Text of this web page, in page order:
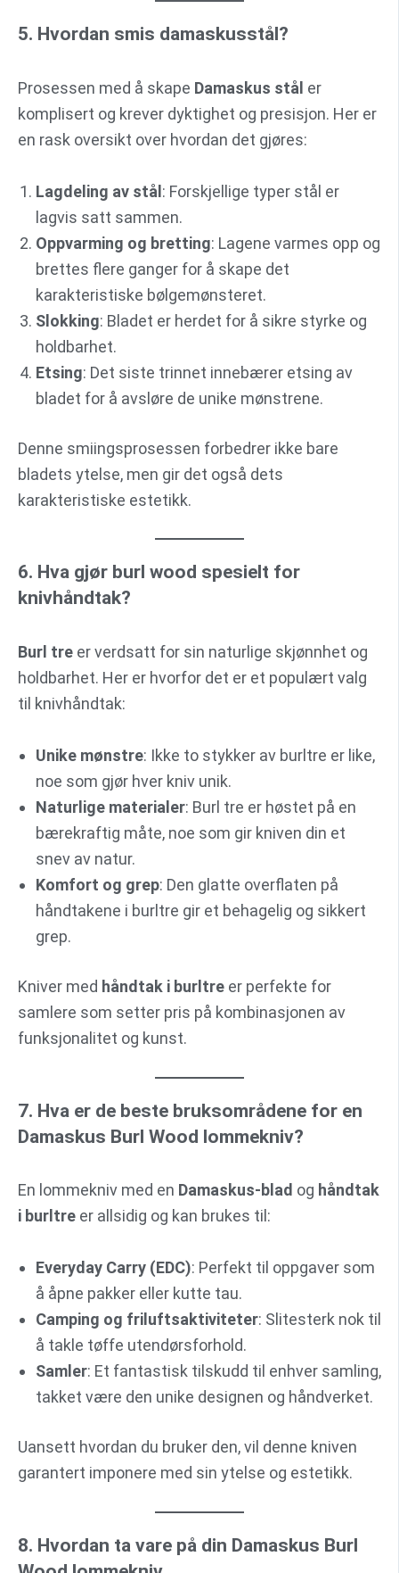
5. Hvordan smis damaskusstål?
Prosessen med å skape Damaskus stål er
komplisert og krever dyktighet og presisjon. Her er
en rask oversikt over hvordan det gjøres:
Lagdeling av stål: Forskjellige typer stål er
lagvis satt sammen.
Oppvarming og bretting: Lagene varmes opp og
brettes flere ganger for å skape det
karakteristiske bølgemønsteret.
Slokking: Bladet er herdet for å sikre styrke og
holdbarhet.
Etsing: Det siste trinnet innebærer etsing av
bladet for å avsløre de unike mønstrene.
Denne smiingsprosessen forbedrer ikke bare
bladets ytelse, men gir det også dets
karakteristiske estetikk.
6. Hva gjør burl wood spesielt for
knivhåndtak?
Burl tre er verdsatt for sin naturlige skjønnhet og
holdbarhet. Her er hvorfor det er et populært valg
til knivhåndtak:
Unike mønstre: Ikke to stykker av burltre er like,
noe som gjør hver kniv unik.
Naturlige materialer: Burl tre er høstet på en
bærekraftig måte, noe som gir kniven din et
snev av natur.
Komfort og grep: Den glatte overflaten på
håndtakene i burltre gir et behagelig og sikkert
grep.
Kniver med håndtak i burltre er perfekte for
samlere som setter pris på kombinasjonen av
funksjonalitet og kunst.
7. Hva er de beste bruksområdene for en
Damaskus Burl Wood lommekniv?
En lommekniv med en Damaskus-blad og håndtak
i burltre er allsidig og kan brukes til:
Everyday Carry (EDC): Perfekt til oppgaver som
å åpne pakker eller kutte tau.
Camping og friluftsaktiviteter: Slitesterk nok til
å takle tøffe utendørsforhold.
Samler: Et fantastisk tilskudd til enhver samling,
takket være den unike designen og håndverket.
Uansett hvordan du bruker den, vil denne kniven
garantert imponere med sin ytelse og estetikk.
8. Hvordan ta vare på din Damaskus Burl